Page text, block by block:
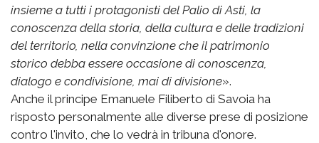
insieme a tutti i protagonisti del Palio di Asti, la
conoscenza della storia, della cultura e delle tradizioni
del territorio, nella convinzione che il patrimonio
storico debba essere occasione di conoscenza,
dialogo e condivisione, mai di divisione».
Anche il principe Emanuele Filiberto di Savoia ha
risposto personalmente alle diverse prese di posizione
contro l'invito, che lo vedrà in tribuna d'onore.